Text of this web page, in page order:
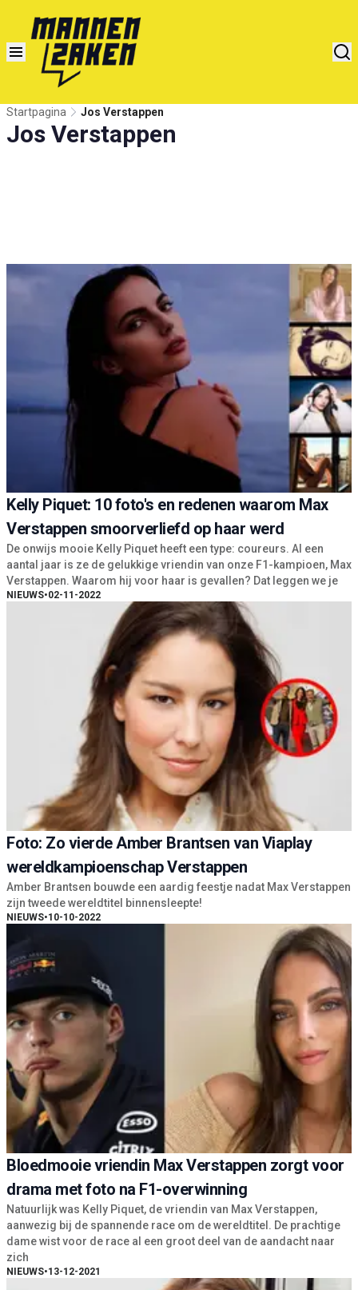
Startpagina Jos Verstappen
Jos Verstappen
Kelly Piquet: 10 foto's en redenen waarom Max
Verstappen smoorverliefd op haar werd
De onwijs mooie Kelly Piquet heeft een type: coureurs. Al een
aantal jaar is ze de gelukkige vriendin van onze F1-kampioen, Max
Verstappen. Waarom hij voor haar is gevallen? Dat leggen we je
NIEUWS•02-11-2022
Foto: Zo vierde Amber Brantsen van Viaplay
wereldkampioenschap Verstappen
Amber Brantsen bouwde een aardig feestje nadat Max Verstappen
zijn tweede wereldtitel binnensleepte!
NIEUWS•10-10-2022
Bloedmooie vriendin Max Verstappen zorgt voor
drama met foto na F1-overwinning
Natuurlijk was Kelly Piquet, de vriendin van Max Verstappen,
aanwezig bij de spannende race om de wereldtitel. De prachtige
dame wist voor de race al een groot deel van de aandacht naar
zich
NIEUWS•13-12-2021